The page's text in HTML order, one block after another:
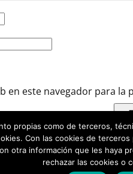
este navegador para la
propias como de terceros,
Con las cookies de
otra información que les haya
rechazar las cookies o